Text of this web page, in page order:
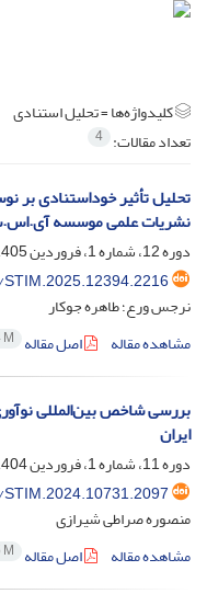
کلیدواژه‌ها =تحلیل استنادی
تعداد مقالات: 4
تحلیل تأثیر خوداستنادی بر
نشریات علمی موسسه
دوره 12، شماره 1، فروردین 1405، صفحه
نرجس ورع؛ طاهره جوکار
مشاهده مقاله
اصل مقاله
بررسی شاخص بین‌المللی
ایران
دوره 11، شماره 1، فروردین 1404، صفحه
منصوره صراطی شیرازی
مشاهده مقاله
اصل مقاله